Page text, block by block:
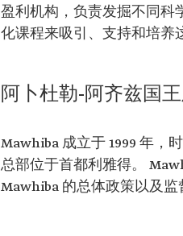
盈利机构，负责发掘不同科
化课程来吸引、支持和培养
阿卜杜勒-阿齐兹国
Mawhiba 成立于 1999 年，
总部位于首都利雅得。
Mawhiba 的总体政策以及监